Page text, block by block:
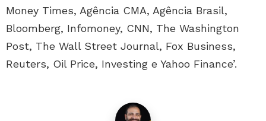
Money Times, Agência CMA, Agência Brasil,
Bloomberg, Infomoney, CNN, The Washington
Post, The Wall Street Journal, Fox Business,
Reuters, Oil Price, Investing e Yahoo Finance’.